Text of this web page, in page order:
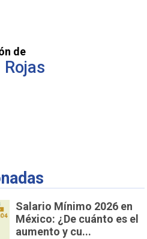
de
Rojas
Salario Mínimo 2026 en
México: ¿De cuánto es el
aumento y cu...